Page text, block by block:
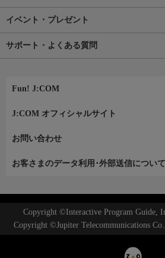
イベント・プレゼント
サポート・よくある質問
Fun! J:COM
J:COM オフィシャルサイト
お問い合わせ
お客さまのデータ利用･外部送信について
Copyright ©Interactive Program Guide,
Copyright ©Jupiter Telecommunications